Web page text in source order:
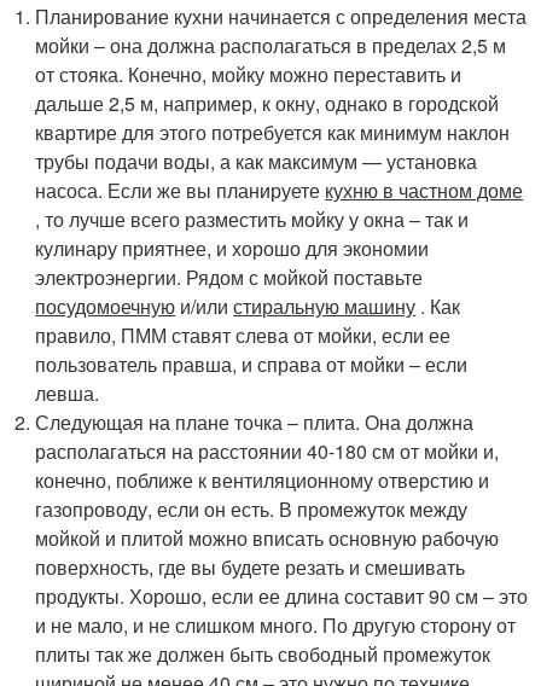
Планирование кухни начинается с определения места
мойки – она должна располагаться в пределах 2,5 м
от стояка. Конечно, мойку можно переставить и
дальше 2,5 м, например, к окну, однако в городской
квартире для этого потребуется как минимум наклон
трубы подачи воды, а как максимум — установка
насоса. Если же вы планируете кухню в частном доме
, то лучше всего разместить мойку у окна – так и
кулинару приятнее, и хорошо для экономии
электроэнергии. Рядом с мойкой поставьте
посудомоечную и/илистиральную машину . Как
правило, ПММ ставят слева от мойки, если ее
пользователь правша, и справа от мойки – если
левша.
Следующая на плане точка – плита. Она должна
располагаться на расстоянии 40-180 см от мойки и,
конечно, поближе к вентиляционному отверстию и
газопроводу, если он есть. В промежуток между
мойкой и плитой можно вписать основную рабочую
поверхность, где вы будете резать и смешивать
продукты. Хорошо, если ее длина составит 90 см – это
и не мало, и не слишком много. По другую сторону от
плиты так же должен быть свободный промежуток